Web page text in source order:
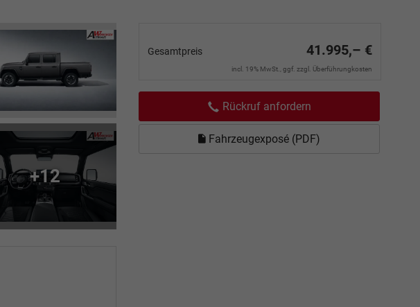
Gesamtpreis 41.995,– €
incl. 19% MwSt., ggf. zzgl. Überführungkosten
Rückruf anfordern
Fahrzeugexposé (PDF)
+12